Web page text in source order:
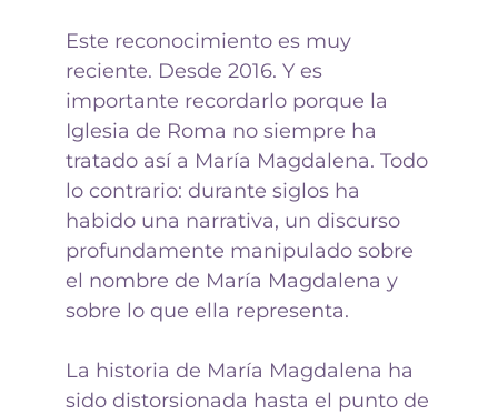
Este reconocimiento es muy
reciente. Desde 2016. Y es
importante recordarlo porque la
Iglesia de Roma no siempre ha
tratado así a María Magdalena. Todo
lo contrario: durante siglos ha
habido una narrativa, un discurso
profundamente manipulado sobre
el nombre de María Magdalena y
sobre lo que ella representa.
La historia de María Magdalena ha
sido distorsionada hasta el punto de